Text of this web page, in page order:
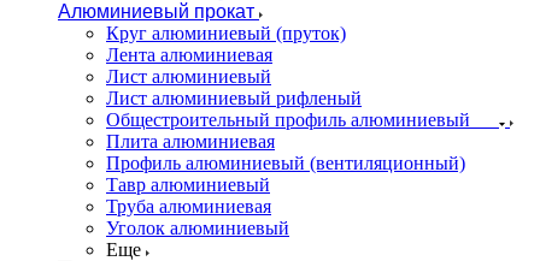
Алюминиевый прокат
Круг алюминиевый (пруток)
Лента алюминиевая
Лист алюминиевый
Лист алюминиевый рифленый
Общестроительный профиль алюминиевый
Плита алюминиевая
Профиль алюминиевый (вентиляционный)
Тавр алюминиевый
Труба алюминиевая
Уголок алюминиевый
Еще